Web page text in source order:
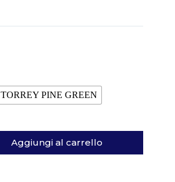
TORREY PINE GREEN
Aggiungi al carrello